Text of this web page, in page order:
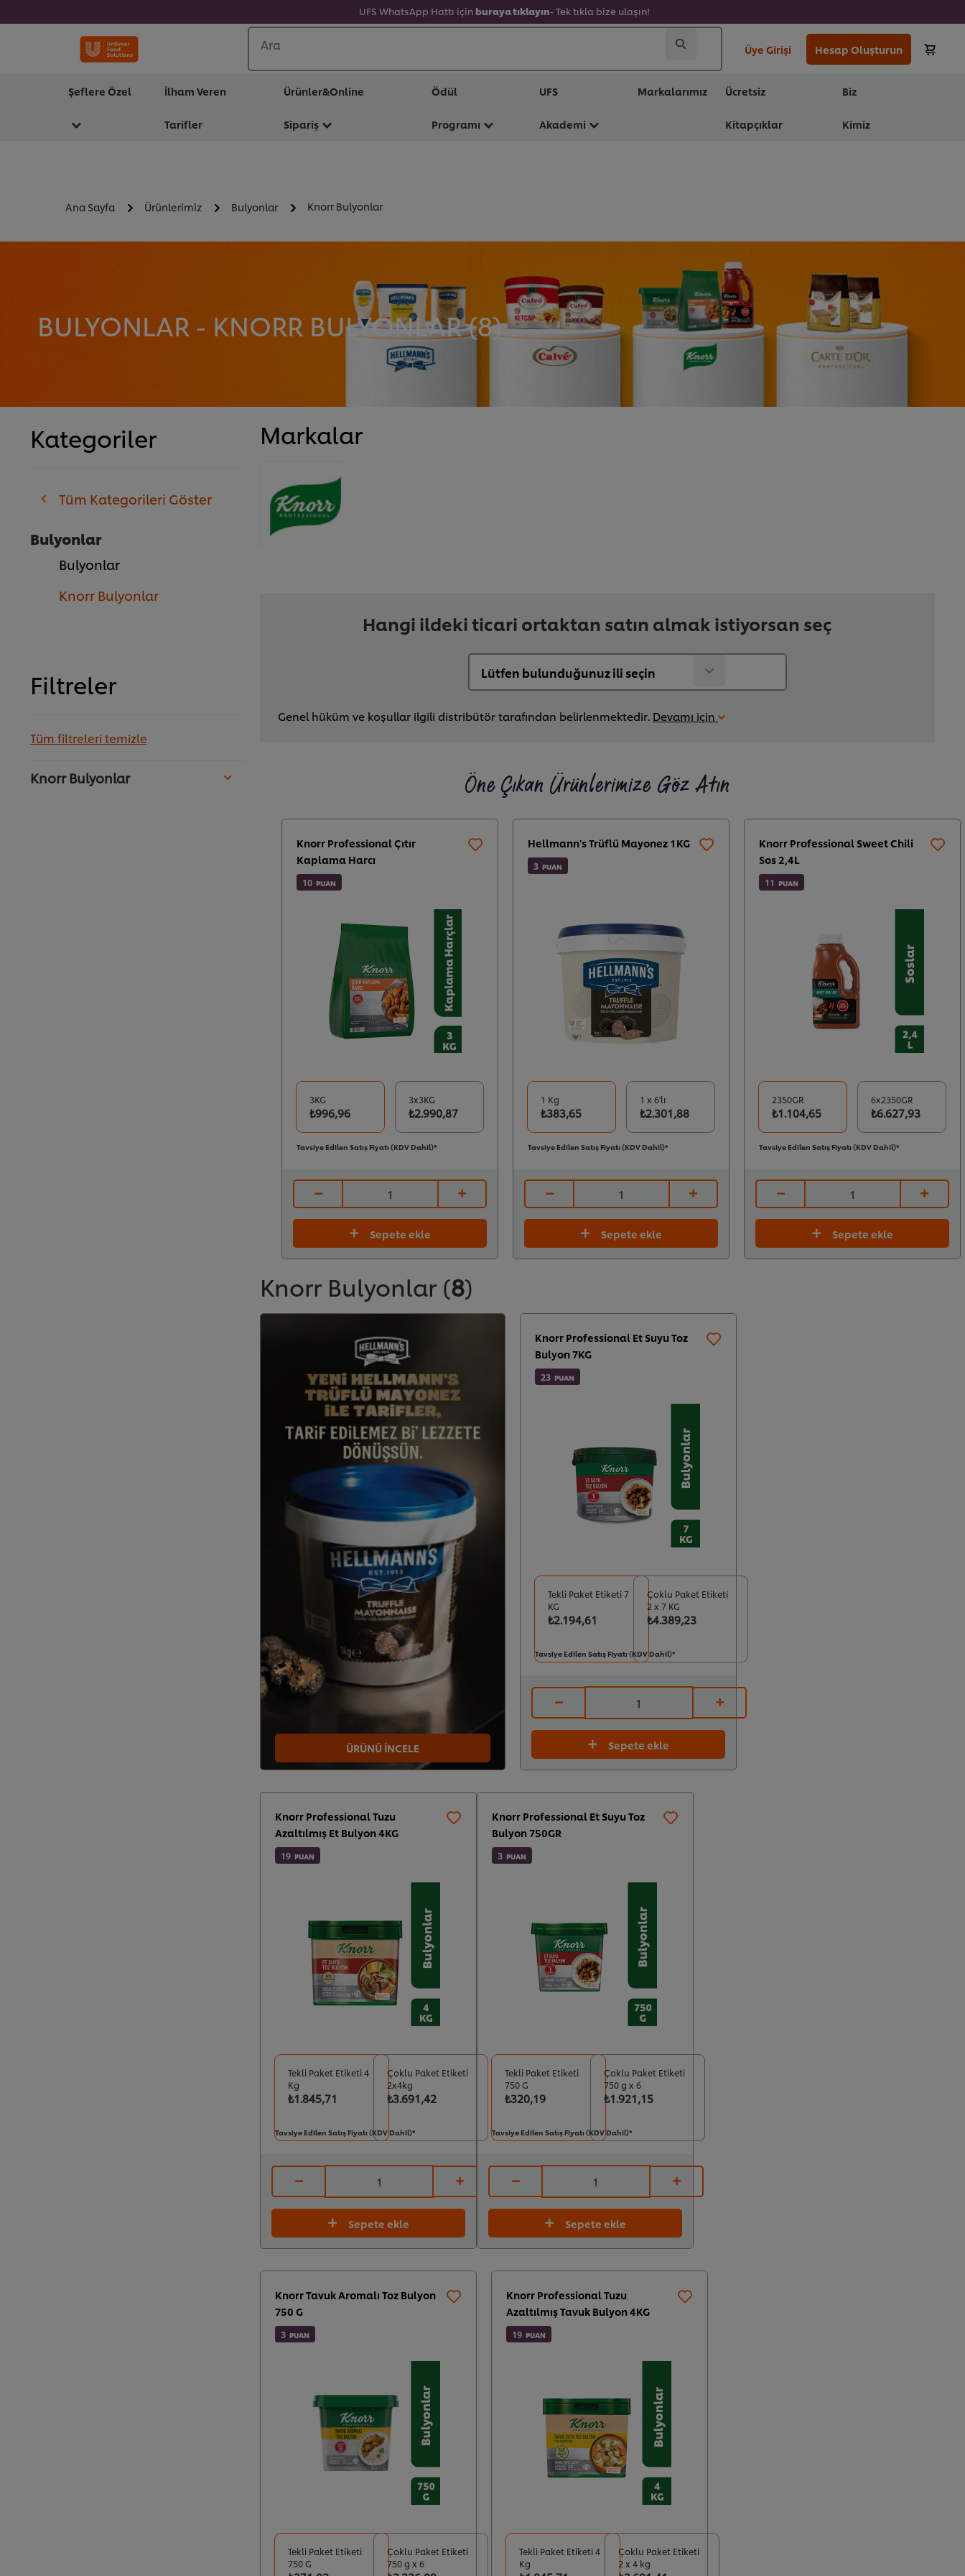
UFS WhatsApp Hattı için buraya tıklayın- Tek tıkla bize ulaşın!
Ara Üye Girişi Hesap Oluşturun
Şeflere Özel İlham Veren
Tarifler
Ürünler&Online
Sipariş
Ödül
Programı
UFS
Akademi
Markalarımız Ücretsiz
Kitapçıklar
Biz
Kimiz
Ana Sayfa Ürünlerimiz Bulyonlar Knorr Bulyonlar
BULYONLAR - KNORR BULYONLAR (8)
Kategoriler
Tüm Kategorileri Göster
Bulyonlar
Bulyonlar
Knorr Bulyonlar
Filtreler
Tüm filtreleri temizle
Knorr Bulyonlar
Markalar
Hangi ildeki ticari ortaktan satın almak istiyorsan seç
Genel hüküm ve koşullar ilgili distribütör tarafından belirlenmektedir. Devamı için
Öne Çıkan Ürünlerimize Göz Atın
Knorr Professional Çıtır
Kaplama Harcı
10 PUAN
3KG
₺996,96
3x3KG
₺2.990,87
Tavsiye Edilen Satış Fiyatı (KDV Dahil)*
Sepete ekle
Hellmann's Trüflü Mayonez 1KG
3 PUAN
1 Kg
₺383,65
1 x 6'lı
₺2.301,88
Tavsiye Edilen Satış Fiyatı (KDV Dahil)*
Sepete ekle
Knorr Professional Sweet Chili
Sos 2,4L
11 PUAN
2350GR
₺1.104,65
6x2350GR
₺6.627,93
Tavsiye Edilen Satış Fiyatı (KDV Dahil)*
Sepete ekle
Knorr Bulyonlar (8)
ÜRÜNÜ İNCELE
Knorr Professional Et Suyu Toz
Bulyon 7KG
23 PUAN
Tekli Paket Etiketi 7
KG
₺2.194,61
Çoklu Paket Etiketi
2 x 7 KG
₺4.389,23
Tavsiye Edilen Satış Fiyatı (KDV Dahil)*
Sepete ekle
Knorr Professional Tuzu
Azaltılmış Et Bulyon 4KG
19 PUAN
Tekli Paket Etiketi 4
Kg
₺1.845,71
Çoklu Paket Etiketi
2x4kg
₺3.691,42
Tavsiye Edilen Satış Fiyatı (KDV Dahil)*
Sepete ekle
Knorr Professional Et Suyu Toz
Bulyon 750GR
3 PUAN
Tekli Paket Etiketi
750 G
₺320,19
Çoklu Paket Etiketi
750 g x 6
₺1.921,15
Tavsiye Edilen Satış Fiyatı (KDV Dahil)*
Sepete ekle
Knorr Tavuk Aromalı Toz Bulyon
750 G
3 PUAN
Tekli Paket Etiketi
750 G
Çoklu Paket Etiketi
750 g x 6
Knorr Professional Tuzu
Azaltılmış Tavuk Bulyon 4KG
19 PUAN
Tekli Paket Etiketi 4
Kg
Çoklu Paket Etiketi
2 x 4 kg